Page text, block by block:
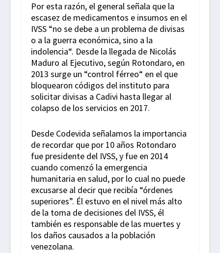
Por esta razón, el general señala que la
escasez de medicamentos e insumos en el
IVSS “no se debe a un problema de divisas
o a la guerra económica, sino a la
indolencia“. Desde la llegada de Nicolás
Maduro al Ejecutivo, según Rotondaro, en
2013 surge un “control férreo“ en el que
bloquearon códigos del instituto para
solicitar divisas a Cadivi hasta llegar al
colapso de los servicios en 2017.
Desde Codevida señalamos la importancia
de recordar que por 10 años Rotondaro
fue presidente del IVSS, y fue en 2014
cuando comenzó la emergencia
humanitaria en salud, por lo cual no puede
excusarse al decir que recibía “órdenes
superiores”. Él estuvo en el nivel más alto
de la toma de decisiones del IVSS, él
también es responsable de las muertes y
los daños causados a la población
venezolana.